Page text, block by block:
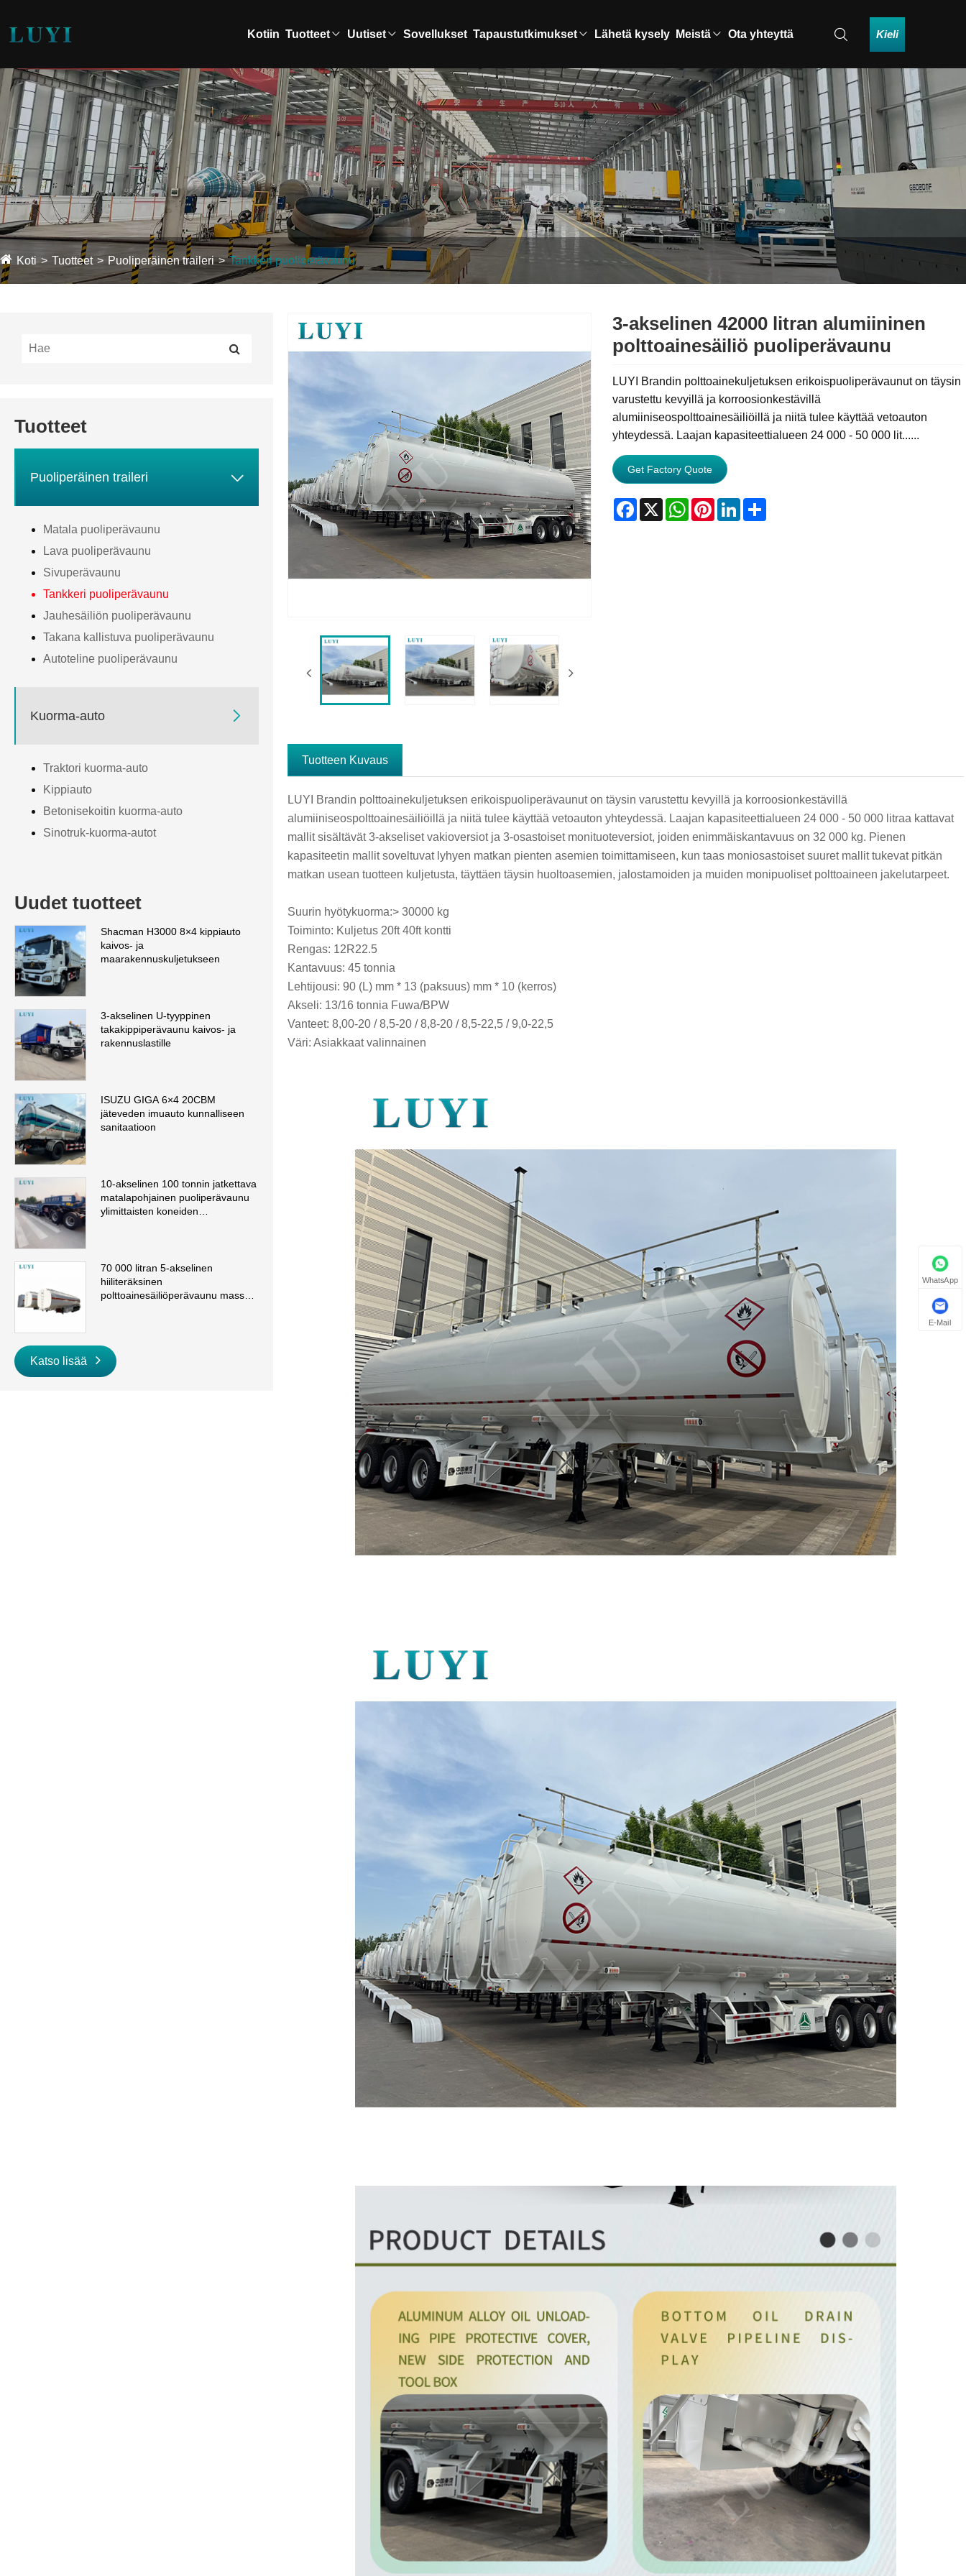
Kotiin Tuotteet Uutiset Sovellukset Tapaustutkimukset Lähetä kysely Meistä Ota yhteyttä Kieli
Koti Tuotteet Puoliperäinen traileri Tankkeri puoliperävaunu
Tuotteet
Puoliperäinen traileri 
Matala puoliperävaunu
Lava puoliperävaunu
Sivuperävaunu
Tankkeri puoliperävaunu
Jauhesäiliön puoliperävaunu
Takana kallistuva puoliperävaunu
Autoteline puoliperävaunu
Kuorma-auto 
Traktori kuorma-auto
Kippiauto
Betonisekoitin kuorma-auto
Sinotruk-kuorma-autot
Uudet tuotteet
Shacman H3000 8×4 kippiauto
kaivos- ja
maarakennuskuljetukseen
3-akselinen U-tyyppinen
takakippiperävaunu kaivos- ja
rakennuslastille
ISUZU GIGA 6×4 20CBM
jäteveden imuauto kunnalliseen
sanitaatioon
10-akselinen 100 tonnin jatkettava
matalapohjainen puoliperävaunu
ylimittaisten koneiden
70 000 litran 5-akselinen
hiiliteräksinen
polttoainesäiliöperävaunu massa-
Katso lisää
3-akselinen 42000 litran alumiininen
polttoainesäiliö puoliperävaunu
LUYI Brandin polttoainekuljetuksen erikoispuoliperävaunut on täysin
varustettu kevyillä ja korroosionkestävillä
alumiiniseospolttoainesäiliöillä ja niitä tulee käyttää vetoauton
yhteydessä. Laajan kapasiteettialueen 24 000 - 50 000 lit......
Get Factory Quote
Facebook
X WhatsApp
PinterestLinkedInShare
Tuotteen Kuvaus
LUYI Brandin polttoainekuljetuksen erikoispuoliperävaunut on täysin varustettu kevyillä ja korroosionkestävillä
alumiiniseospolttoainesäiliöillä ja niitä tulee käyttää vetoauton yhteydessä. Laajan kapasiteettialueen 24 000 - 50 000 litraa kattavat
mallit sisältävät 3-akseliset vakioversiot ja 3-osastoiset monituoteversiot, joiden enimmäiskantavuus on 32 000 kg. Pienen
kapasiteetin mallit soveltuvat lyhyen matkan pienten asemien toimittamiseen, kun taas moniosastoiset suuret mallit tukevat pitkän
matkan usean tuotteen kuljetusta, täyttäen täysin huoltoasemien, jalostamoiden ja muiden monipuoliset polttoaineen jakelutarpeet.
Suurin hyötykuorma:> 30000 kg
Toiminto: Kuljetus 20ft 40ft kontti
Rengas: 12R22.5
Kantavuus: 45 tonnia
Lehtijousi: 90 (L) mm * 13 (paksuus) mm * 10 (kerros)
Akseli: 13/16 tonnia Fuwa/BPW
Vanteet: 8,00-20 / 8,5-20 / 8,8-20 / 8,5-22,5 / 9,0-22,5
Väri: Asiakkaat valinnainen
WhatsApp
E-Mail